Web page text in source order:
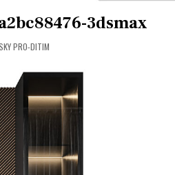
3dsmax
PRO-DITIM